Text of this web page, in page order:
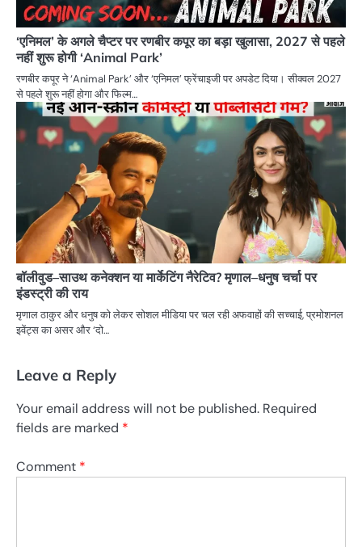
‘एनिमल’ के अगले चैप्टर पर रणबीर कपूर का बड़ा खुलासा, 2027 से पहले
नहीं शुरू होगी ‘Animal Park’
रणबीर कपूर ने ‘Animal Park’ और ‘एनिमल’ फ्रेंचाइजी पर अपडेट दिया। सीक्वल 2027
से पहले शुरू नहीं होगा और फिल्म…
बॉलीवुड–साउथ कनेक्शन या मार्केटिंग नैरेटिव? मृणाल–धनुष चर्चा पर
इंडस्ट्री की राय
मृणाल ठाकुर और धनुष को लेकर सोशल मीडिया पर चल रही अफवाहों की सच्चाई, प्रमोशनल
इवेंट्स का असर और ‘दो…
Leave a Reply
Your email address will not be published. Required
fields are marked *
Comment *